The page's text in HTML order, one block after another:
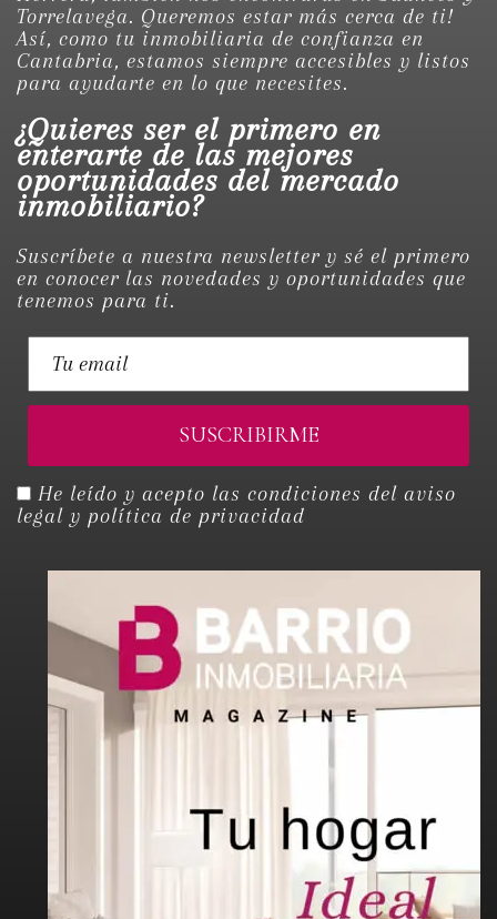
Torrelavega. Queremos estar más cerca de ti!
Así, como tu inmobiliaria de confianza en
Cantabria, estamos siempre accesibles y listos
para ayudarte en lo que necesites.
¿Quieres ser el primero en
enterarte de las mejores
oportunidades del mercado
inmobiliario?
Suscríbete a nuestra newsletter y sé el primero
en conocer las novedades y oportunidades que
tenemos para ti.
He leído y acepto las condiciones del aviso
legal y política de privacidad